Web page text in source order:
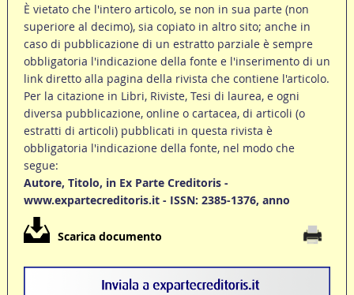
È vietato che l'intero articolo, se non in sua parte (non
superiore al decimo), sia copiato in altro sito; anche in
caso di pubblicazione di un estratto parziale è sempre
obbligatoria l'indicazione della fonte e l'inserimento di un
link diretto alla pagina della rivista che contiene l'articolo.
Per la citazione in Libri, Riviste, Tesi di laurea, e ogni
diversa pubblicazione, online o cartacea, di articoli (o
estratti di articoli) pubblicati in questa rivista è
obbligatoria l'indicazione della fonte, nel modo che
segue:
Autore, Titolo, in Ex Parte Creditoris -
www.expartecreditoris.it - ISSN: 2385-1376, anno
Scarica documento